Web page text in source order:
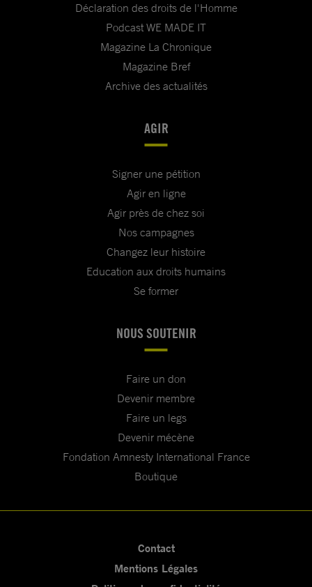
Déclaration des droits de l'Homme
Podcast WE MADE IT
Magazine La Chronique
Magazine Bref
Archive des actualités
AGIR
Signer une pétition
Agir en ligne
Agir près de chez soi
Nos campagnes
Changez leur histoire
Education aux droits humains
Se former
NOUS SOUTENIR
Faire un don
Devenir membre
Faire un legs
Devenir mécène
Fondation Amnesty International France
Boutique
Contact
Mentions Légales